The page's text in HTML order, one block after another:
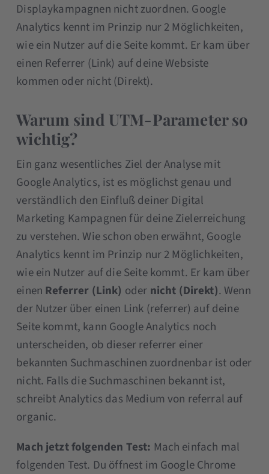
Displaykampagnen nicht zuordnen. Google
Analytics kennt im Prinzip nur 2 Möglichkeiten,
wie ein Nutzer auf die Seite kommt. Er kam über
einen Referrer (Link) auf deine Websiste
kommen oder nicht (Direkt).
Warum sind UTM-Parameter so
wichtig?
Ein ganz wesentliches Ziel der Analyse mit
Google Analytics, ist es möglichst genau und
verständlich den Einfluß deiner Digital
Marketing Kampagnen für deine Zielerreichung
zu verstehen. Wie schon oben erwähnt, Google
Analytics kennt im Prinzip nur 2 Möglichkeiten,
wie ein Nutzer auf die Seite kommt. Er kam über
einen Referrer (Link) oder nicht (Direkt). Wenn
der Nutzer über einen Link (referrer) auf deine
Seite kommt, kann Google Analytics noch
unterscheiden, ob dieser referrer einer
bekannten Suchmaschinen zuordnenbar ist oder
nicht. Falls die Suchmaschinen bekannt ist,
schreibt Analytics das Medium von referral auf
organic.
Mach jetzt folgenden Test: Mach einfach mal
folgenden Test. Du öffnest im Google Chrome